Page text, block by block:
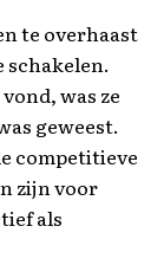
te overhaast
schakelen.
was ze
geweest.
competitieve
zijn voor
als